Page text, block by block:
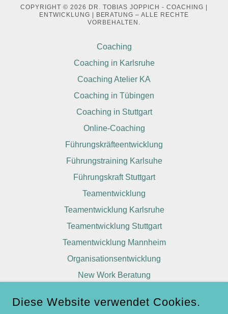
COPYRIGHT © 2026 DR. TOBIAS JOPPICH - COACHING |
ENTWICKLUNG | BERATUNG – ALLE RECHTE
VORBEHALTEN.
Coaching
Coaching in Karlsruhe
Coaching Atelier KA
Coaching in Tübingen
Coaching in Stuttgart
Online-Coaching
Führungskräfteentwicklung
Führungstraining Karlsuhe
Führungskraft Stuttgart
Teamentwicklung
Teamentwicklung Karlsruhe
Teamentwicklung Stuttgart
Teamentwicklung Mannheim
Organisationsentwicklung
New Work Beratung
Datenschutzerklärung
Diese Website verwendet Cookies.